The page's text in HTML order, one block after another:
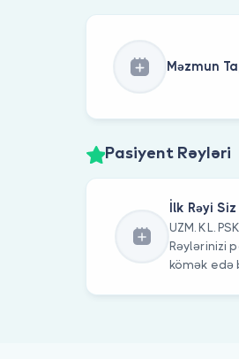
Məzmun
Pasiyent Rəyləri
İlk Rəyi
UZM. KL.
Rəylərinizi
kömək edə